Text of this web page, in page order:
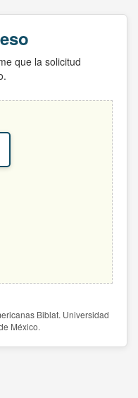
que la solicitud
Biblat. Universidad
México.